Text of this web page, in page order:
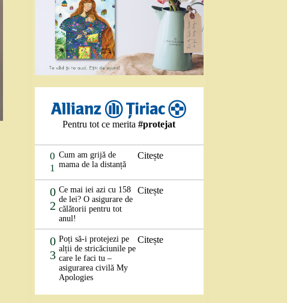
Pentru tot ce merita#protejat
0
1
Cum am grijă de
mama de la distanță
Citește
0
2
Ce mai iei azi cu 158
de lei? O asigurare de
călătorii pentru tot
anul!
Citește
0
3
Poți să-i protejezi pe
alții de stricăciunile pe
care le faci tu –
asigurarea civilă My
Apologies
Citește